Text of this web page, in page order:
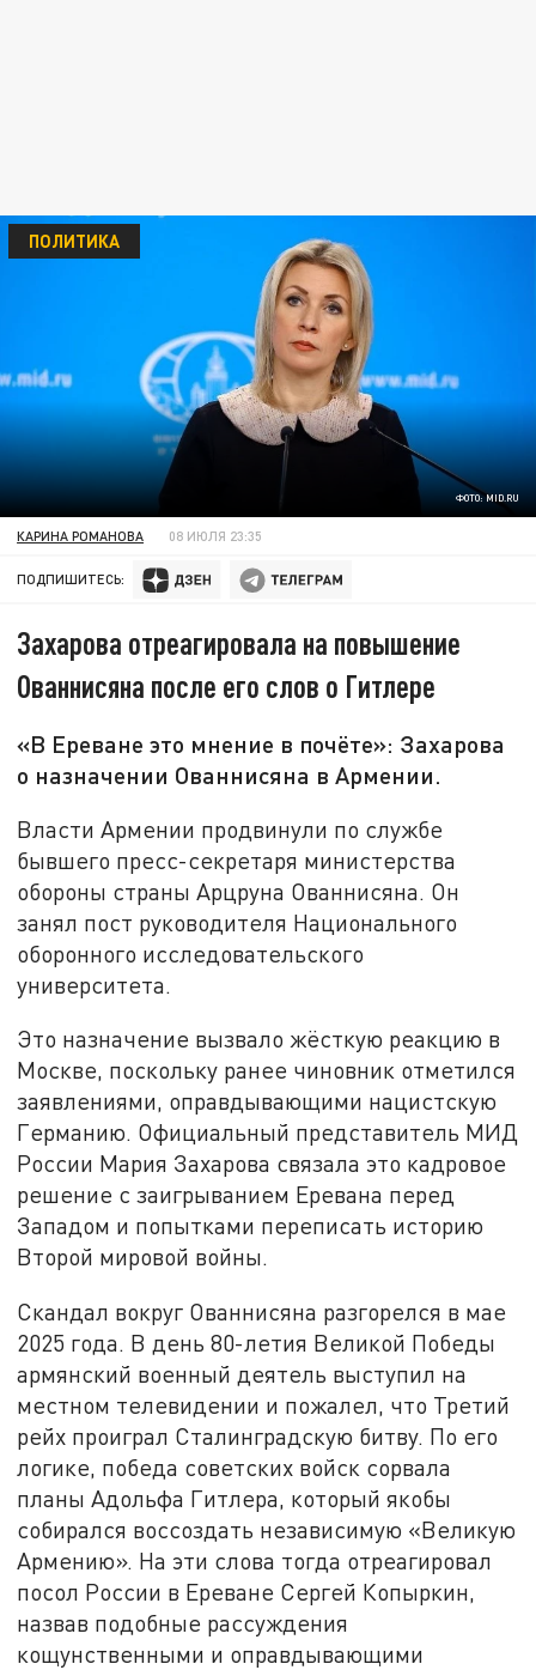
ФОТО: MID.RU
ПОЛИТИКА
КАРИНА РОМАНОВА 08 ИЮЛЯ 23:35
ПОДПИШИТЕСЬ:
Захарова отреагировала на повышение
Ованнисяна после его слов о Гитлере
«В Ереване это мнение в почёте»: Захарова
о назначении Ованнисяна в Армении.
Власти Армении продвинули по службе
бывшего пресс-секретаря министерства
обороны страны Арцруна Ованнисяна. Он
занял пост руководителя Национального
оборонного исследовательского
университета.
Это назначение вызвало жёсткую реакцию в
Москве, поскольку ранее чиновник отметился
заявлениями, оправдывающими нацистскую
Германию. Официальный представитель МИД
России Мария Захарова связала это кадровое
решение с заигрыванием Еревана перед
Западом и попытками переписать историю
Второй мировой войны.
Скандал вокруг Ованнисяна разгорелся в мае
2025 года. В день 80-летия Великой Победы
армянский военный деятель выступил на
местном телевидении и пожалел, что Третий
рейх проиграл Сталинградскую битву. По его
логике, победа советских войск сорвала
планы Адольфа Гитлера, который якобы
собирался воссоздать независимую «Великую
Армению». На эти слова тогда отреагировал
посол России в Ереване Сергей Копыркин,
назвав подобные рассуждения
кощунственными и оправдывающими